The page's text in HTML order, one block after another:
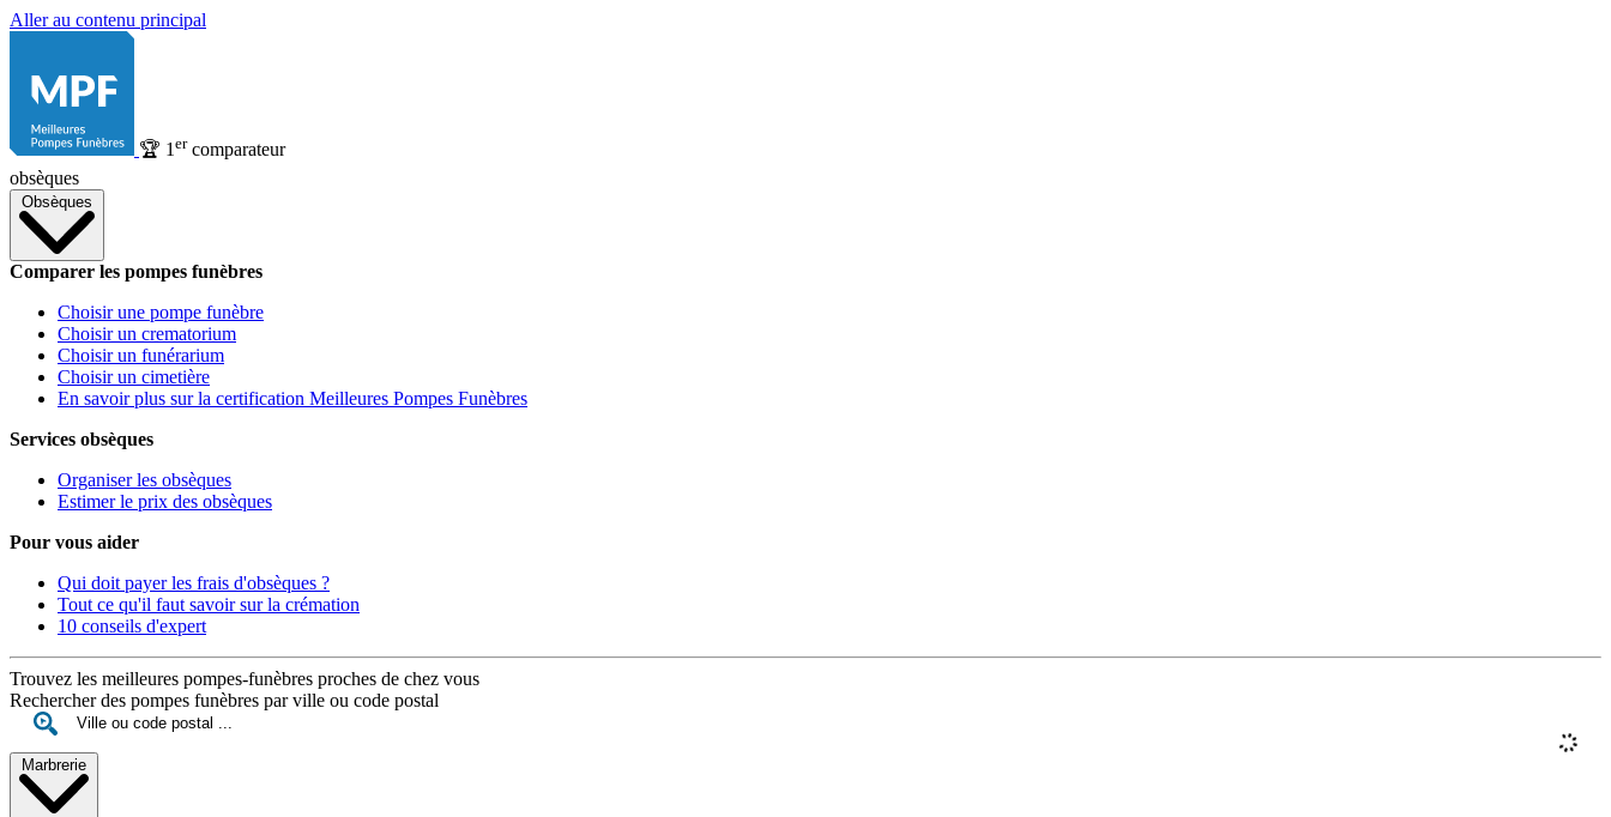
Aller au contenu principal
🏆 1 ercomparateur
obsèques
Obsèques
Comparer les pompes funèbres
Choisir une pompe funèbre
Choisir un crematorium
Choisir un funérarium
Choisir un cimetière
En savoir plus sur la certification Meilleures Pompes Funèbres
Services obsèques
Organiser les obsèques
Estimer le prix des obsèques
Pour vous aider
Qui doit payer les frais d'obsèques ?
Tout ce qu'il faut savoir sur la crémation
10 conseils d'expert
Trouvez les meilleures pompes-funèbres proches de chez vous
Rechercher des pompes funèbres par ville ou code postal
Marbrerie